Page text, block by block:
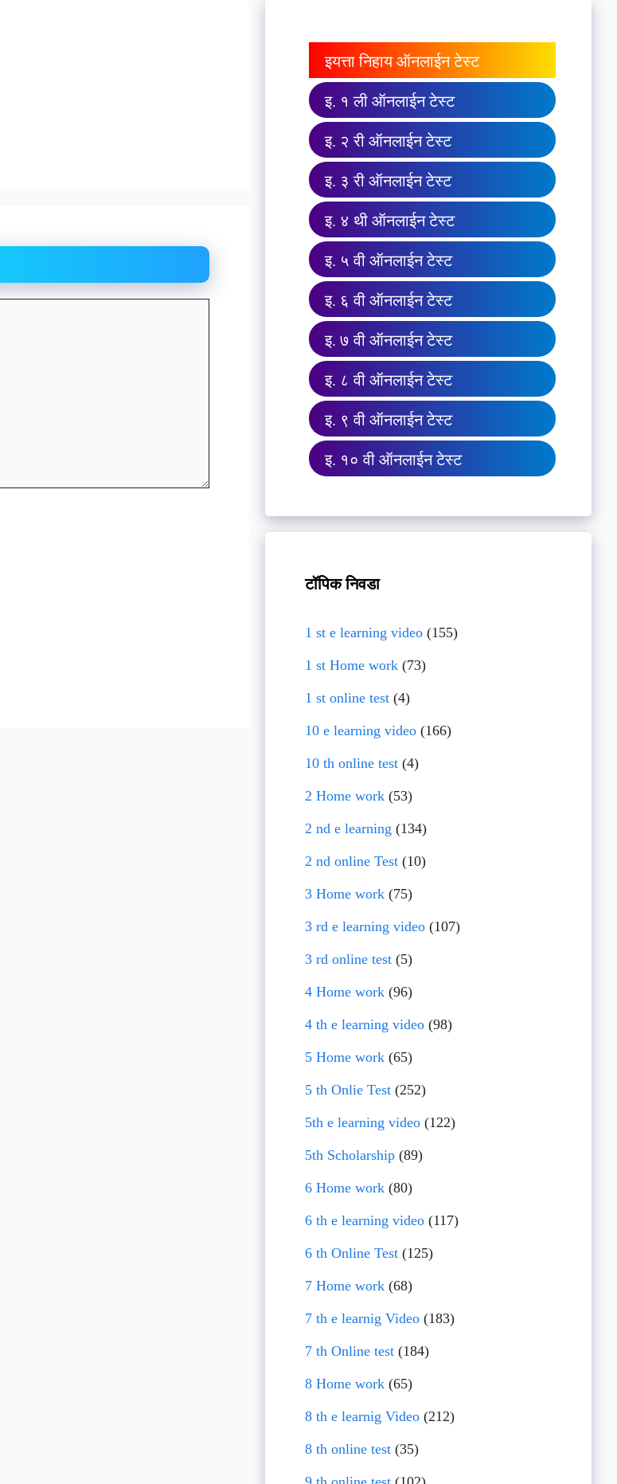
इयत्ता निहाय ऑनलाईन टेस्ट
इ. १ ली ऑनलाईन टेस्ट
इ. २ री ऑनलाईन टेस्ट
इ. ३ री ऑनलाईन टेस्ट
इ. ४ थी ऑनलाईन टेस्ट
इ. ५ वी ऑनलाईन टेस्ट
इ. ६ वी ऑनलाईन टेस्ट
इ. ७ वी ऑनलाईन टेस्ट
इ. ८ वी ऑनलाईन टेस्ट
इ. ९ वी ऑनलाईन टेस्ट
इ. १० वी ऑनलाईन टेस्ट
टॉपिक निवडा
1 st e learning video(155)
1 st Home work(73)
1 st online test(4)
10 e learning video(166)
10 th online test(4)
2 Home work(53)
2 nd e learning (134)
2 nd online Test(10)
3 Home work(75)
3 rd e learning video(107)
3 rd online test(5)
4 Home work(96)
4 th e learning video(98)
5 Home work(65)
5 th Onlie Test(252)
5th e learning video(122)
5th Scholarship(89)
6 Home work(80)
6 th e learning video(117)
6 th Online Test(125)
7 Home work(68)
7 th e learnig Video(183)
7 th Online test(184)
8 Home work(65)
8 th e learnig Video(212)
8 th online test(35)